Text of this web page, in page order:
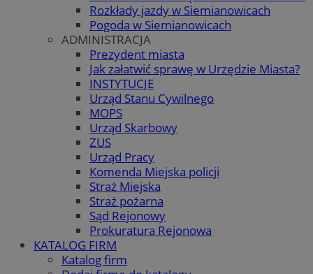
Rozkłady jazdy w Siemianowicach
Pogoda w Siemianowicach
ADMINISTRACJA
Prezydent miasta
Jak załatwić sprawę w Urzędzie Miasta?
INSTYTUCJE
Urząd Stanu Cywilnego
MOPS
Urząd Skarbowy
ZUS
Urząd Pracy
Komenda Miejska policji
Straż Miejska
Straż pożarna
Sąd Rejonowy
Prokuratura Rejonowa
KATALOG FIRM
Katalog firm